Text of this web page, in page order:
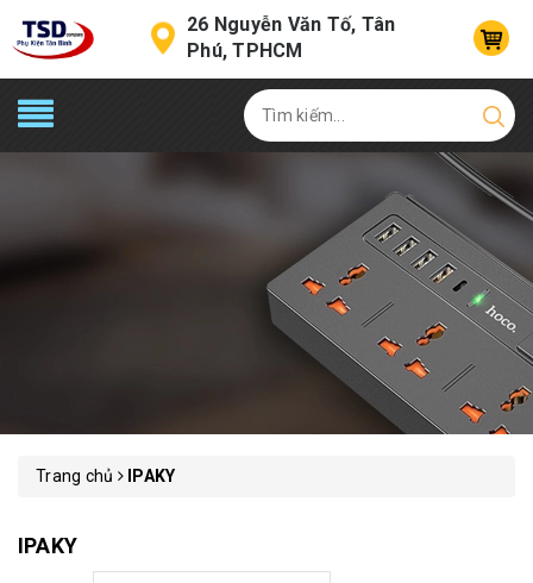
26 Nguyễn Văn Tố, Tân
Phú, TPHCM
Trang chủ IPAKY
IPAKY